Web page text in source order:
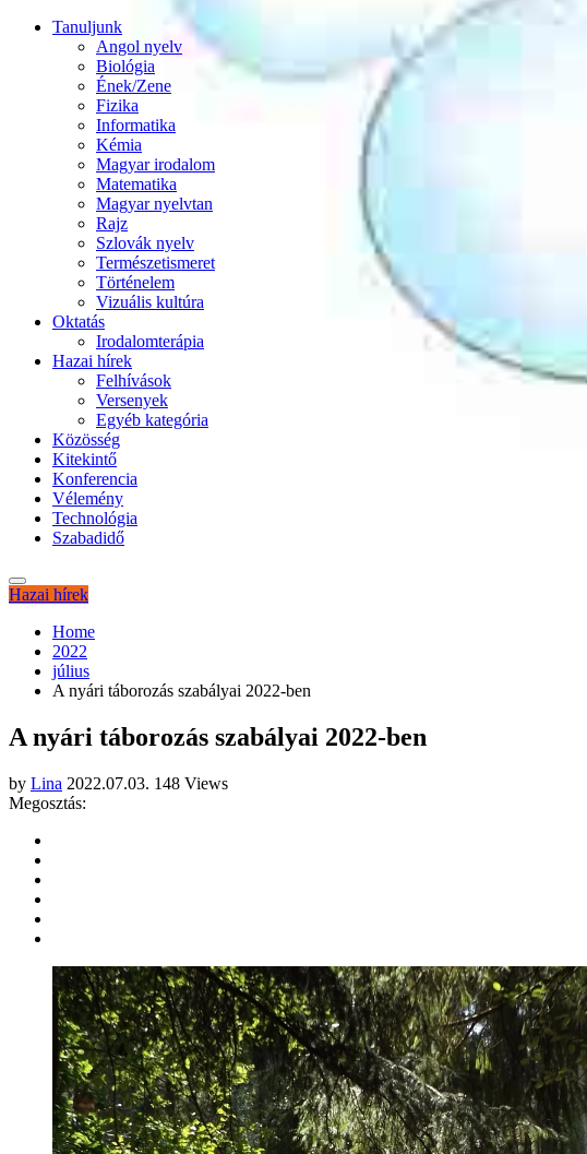
Tanuljunk
Angol nyelv
Biológia
Ének/Zene
Fizika
Informatika
Kémia
Magyar irodalom
Matematika
Magyar nyelvtan
Rajz
Szlovák nyelv
Természetismeret
Történelem
Vizuális kultúra
Oktatás
Irodalomterápia
Hazai hírek
Felhívások
Versenyek
Egyéb kategória
Közösség
Kitekintő
Konferencia
Vélemény
Technológia
Szabadidő
Hazai hírek
Home
2022
július
A nyári táborozás szabályai 2022-ben
A nyári táborozás szabályai 2022-ben
by Lina 2022.07.03. 148 Views
Megosztás: